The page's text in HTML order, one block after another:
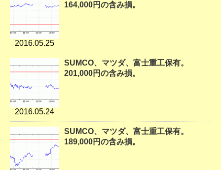
2016.05.25
164,000円の含み損。
2016.05.24
SUMCO、マツダ、富士重工保有。
201,000円の含み損。
SUMCO、マツダ、富士重工保有。
189,000円の含み損。